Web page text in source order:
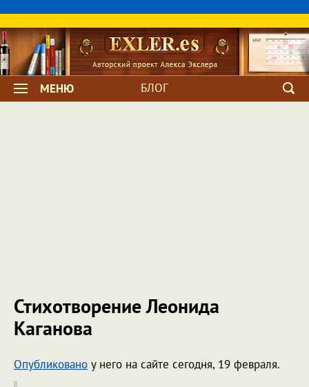
МЕНЮ БЛОГ
Стихотворение Леонида
Каганова
Опубликовано у него на сайте сегодня, 19 февраля.